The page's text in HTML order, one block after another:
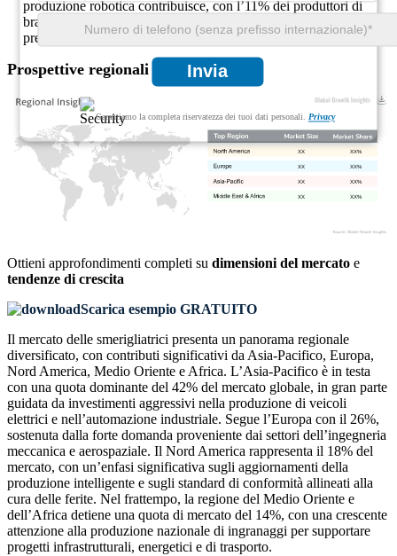
Invia
Garantiamo la completa riservatezza dei tuoi dati personali. Privacy
produzione robotica contribuisce, con l’11% dei produttori di
bracci robotici che integrano rettificatrici per ingranaggi di
precisione nelle proprie linee di produzione.
Prospettive regionali
XX%
XX
XX%
XX
XX%
XX
XX%
XX
Ottieni approfondimenti completi su dimensioni del mercato e
tendenze di crescita
Scarica esempio GRATUITO
Il mercato delle smerigliatrici presenta un panorama regionale
diversificato, con contributi significativi da Asia-Pacifico, Europa,
Nord America, Medio Oriente e Africa. L’Asia-Pacifico è in testa
con una quota dominante del 42% del mercato globale, in gran parte
guidata da investimenti aggressivi nella produzione di veicoli
elettrici e nell’automazione industriale. Segue l’Europa con il 26%,
sostenuta dalla forte domanda proveniente dai settori dell’ingegneria
meccanica e aerospaziale. Il Nord America rappresenta il 18% del
mercato, con un’enfasi significativa sugli aggiornamenti della
produzione intelligente e sugli standard di conformità allineati alla
cura delle ferite. Nel frattempo, la regione del Medio Oriente e
dell’Africa detiene una quota di mercato del 14%, con una crescente
attenzione alla produzione nazionale di ingranaggi per supportare
progetti infrastrutturali, energetici e di trasporto.